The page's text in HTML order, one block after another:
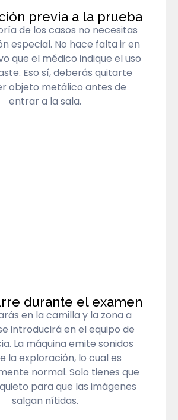
previa a la prueba
de los casos no necesitas
especial. No hace falta ir en
que el médico indique el uso
Eso sí, deberás quitarte
objeto metálico antes de
entrar a la sala.
durante el examen
en la camilla y la zona a
introducirá en el equipo de
La máquina emite sonidos
la exploración, lo cual es
normal. Solo tienes que
para que las imágenes
salgan nítidas.